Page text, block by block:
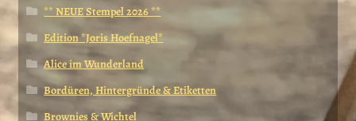
** NEUE Stempel 2026 **
Edition *Joris Hoefnagel*
Alice im Wunderland
Bordüren, Hintergründe & Etiketten
Brownies & Wichtel